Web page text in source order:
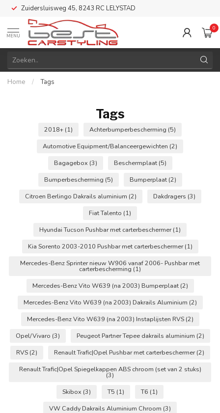
Zuidersluisweg 45, 8243 RC LELYSTAD
MENU
0
Home / Tags
Tags
2018+ (1) Achterbumperbescherming (5)
Automotive Equipment/Balanceergewichten (2)
Bagagebox (3) Beschermplaat (5)
Bumperbescherming (5) Bumperplaat (2)
Citroen Berlingo Dakrails aluminium (2) Dakdragers (3)
Fiat Talento (1)
Hyundai Tucson Pushbar met carterbeschermer(1)
Kia Sorento 2003-2010 Pushbar met carterbeschermer(1)
Mercedes-Benz Sprinter nieuw W906 vanaf 2006- Pushbar met
carterbescherming (1)
Mercedes-Benz Vito W639 (na 2003) Bumperplaat (2)
Mercedes-Benz Vito W639 (na 2003) Dakrails Aluminium (2)
Mercedes-Benz Vito W639 (na 2003) Instaplijsten RVS (2)
Opel/Vivaro (3) Peugeot Partner Tepee dakrails aluminium (2)
RVS (2) Renault Trafic|Opel Pushbar met carterbeschermer(2)
Renault Trafic|Opel Spiegelkappen ABS chroom (set van 2 stuks)
(3)
Skibox (3) T5 (1) T6 (1)
VW Caddy Dakrails Aluminium Chroom (3)